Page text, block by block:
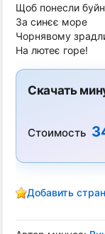
Щоб понесли
За синєє море
Чорнявому
На лютеє горе!
Скачать
Стоимость
Добавить